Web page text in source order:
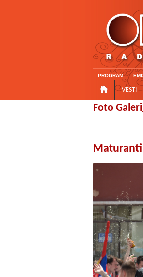
PROGRAM
VESTI
Foto
Maturanti